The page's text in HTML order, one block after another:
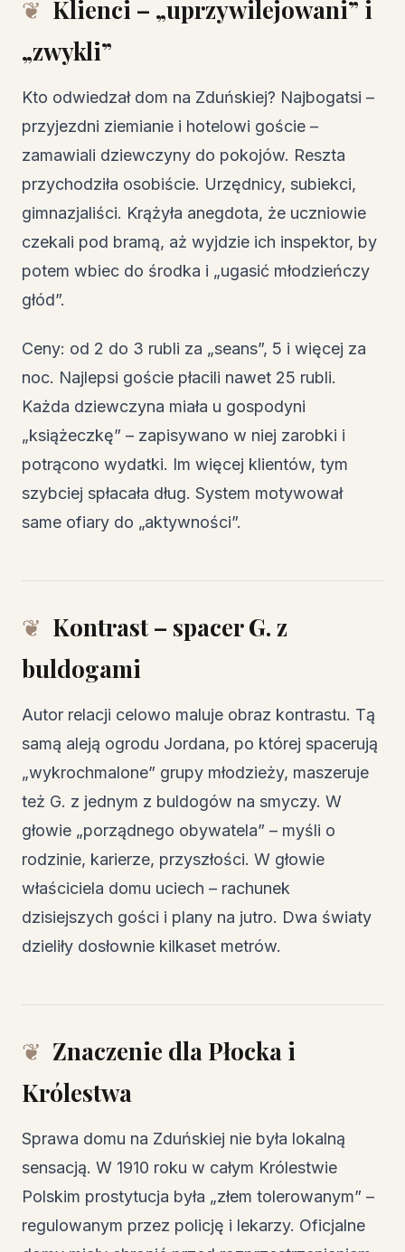
Klienci – „uprzywilejowani” i
„zwykli”
Kto odwiedzał dom na Zduńskiej? Najbogatsi –
przyjezdni ziemianie i hotelowi goście –
zamawiali dziewczyny do pokojów. Reszta
przychodziła osobiście. Urzędnicy, subiekci,
gimnazjaliści. Krążyła anegdota, że uczniowie
czekali pod bramą, aż wyjdzie ich inspektor, by
potem wbiec do środka i „ugasić młodzieńczy
głód”.
Ceny: od 2 do 3 rubli za „seans”, 5 i więcej za
noc. Najlepsi goście płacili nawet 25 rubli.
Każda dziewczyna miała u gospodyni
„książeczkę” – zapisywano w niej zarobki i
potrącono wydatki. Im więcej klientów, tym
szybciej spłacała dług. System motywował
same ofiary do „aktywności”.
Kontrast – spacer G. z
buldogami
Autor relacji celowo maluje obraz kontrastu. Tą
samą aleją ogrodu Jordana, po której spacerują
„wykrochmalone” grupy młodzieży, maszeruje
też G. z jednym z buldogów na smyczy. W
głowie „porządnego obywatela” – myśli o
rodzinie, karierze, przyszłości. W głowie
właściciela domu uciech – rachunek
dzisiejszych gości i plany na jutro. Dwa światy
dzieliły dosłownie kilkaset metrów.
Znaczenie dla Płocka i
Królestwa
Sprawa domu na Zduńskiej nie była lokalną
sensacją. W 1910 roku w całym Królestwie
Polskim prostytucja była „złem tolerowanym” –
regulowanym przez policję i lekarzy. Oficjalne